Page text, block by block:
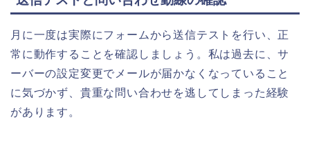
月に一度は実際にフォームから送信テストを行い、正
常に動作することを確認しましょう。私は過去に、サ
ーバーの設定変更でメールが届かなくなっていること
に気づかず、貴重な問い合わせを逃してしまった経験
があります。